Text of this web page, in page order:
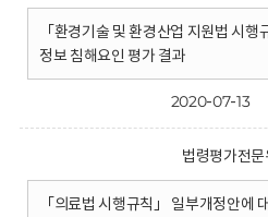
「환경기술 및 환경산업 지원법 시
정보 침해요인 평가 결과
2020-07-13
법령평가전문
「의료법 시행규칙」 일부개정안에